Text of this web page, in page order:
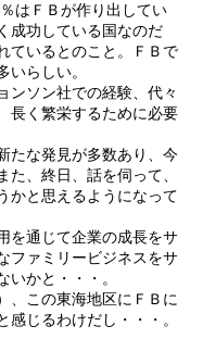
はＦＢが作り出してい
成功している国なのだ
ているとのこと。ＦＢで
いらしい。
ンソン社での経験、代々
長く繁栄するために必要
たな発見が多数あり、今
、終日、話を伺って、
かと思えるようになって
を通じて企業の成長をサ
ファミリービジネスをサ
いかと・・・。
、この東海地区にＦＢに
じるわけだし・・・。